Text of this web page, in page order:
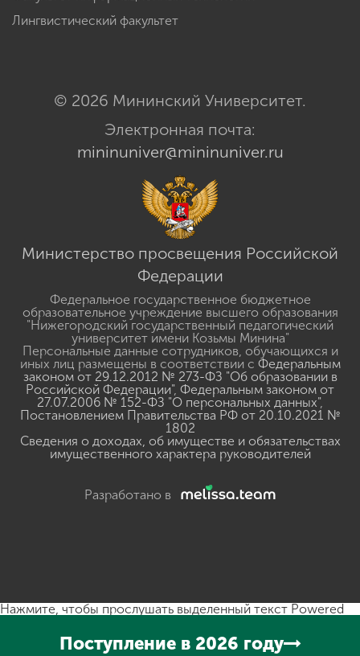
Лингвистический факультет
© 2026 Мининский Университет.
Электронная почта:
mininuniver@mininuniver.ru
Министерство просвещения Российской
Федерации
Федеральное государственное бюджетное
образовательное учреждение высшего образования
"Нижегородский государственный педагогический
университет имени Козьмы Минина"
Персональные данные сотрудников, обучающихся и
иных лиц размещены в соответствии с Федеральным
законом от 29.12.2012 № 273-ФЗ "Об образовании в
Российской Федерации", Федеральным законом от
27.07.2006 № 152-ФЗ "О персональных данных",
Постановлением Правительства РФ от 20.10.2021 №
1802
Сведения о доходах, об имуществе и обязательствах
имущественного характера руководителей
Разработано в
Поступление в 2026 году
Нажмите, чтобы прослушать выделенный текст Powered